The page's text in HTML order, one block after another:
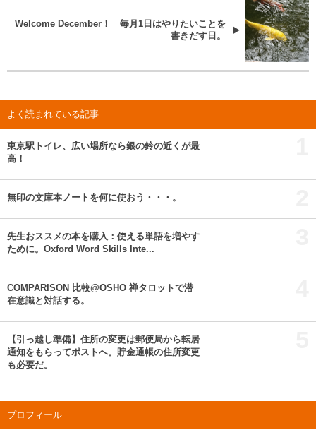
Welcome December！ 毎月1日はやりたいことを
書きだす日。
よく読まれている記事
東京駅トイレ、広い場所なら銀の鈴の近くが最
高！
無印の文庫本ノートを何に使おう・・・。
先生おススメの本を購入：使える単語を増やす
ために。Oxford Word Skills Inte...
COMPARISON 比較@OSHO 禅タロットで潜
在意識と対話する。
【引っ越し準備】住所の変更は郵便局から転居
通知をもらってポストへ。貯金通帳の住所変更
も必要だ。
プロフィール